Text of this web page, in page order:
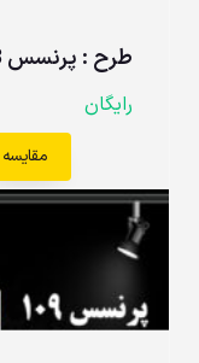
طرح : پرنسس 108
رایگان
مقایسه